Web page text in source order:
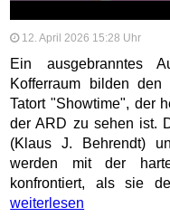
12. April 2026 15:28 Uhr
Ein ausgebranntes
Kofferraum bilden
Tatort "Showtime", der
der ARD zu sehen ist.
(Klaus J. Behrendt)
werden mit der
konfrontiert, als sie
weiterlesen